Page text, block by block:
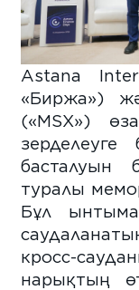
Astana
«Биржа»)
(«MSX»)
зерделеуге
басталуын
туралы
Бұл
кросс-
нарықтың